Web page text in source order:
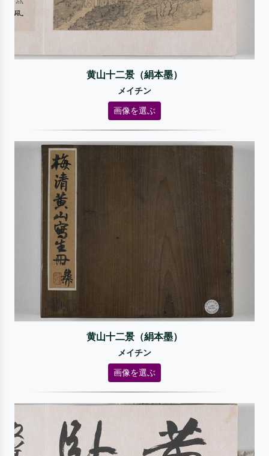
黄山十二景（絹本墨）
メイチン
画像を選ぶ
黄山十二景（絹本墨）
メイチン
画像を選ぶ